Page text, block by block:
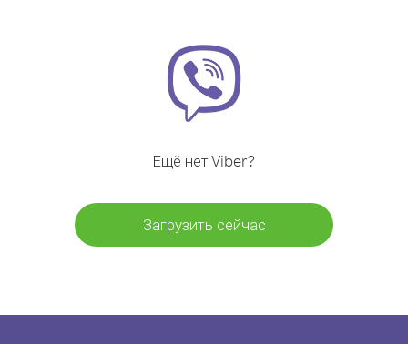
Ещё нет Viber?
Загрузить сейчас